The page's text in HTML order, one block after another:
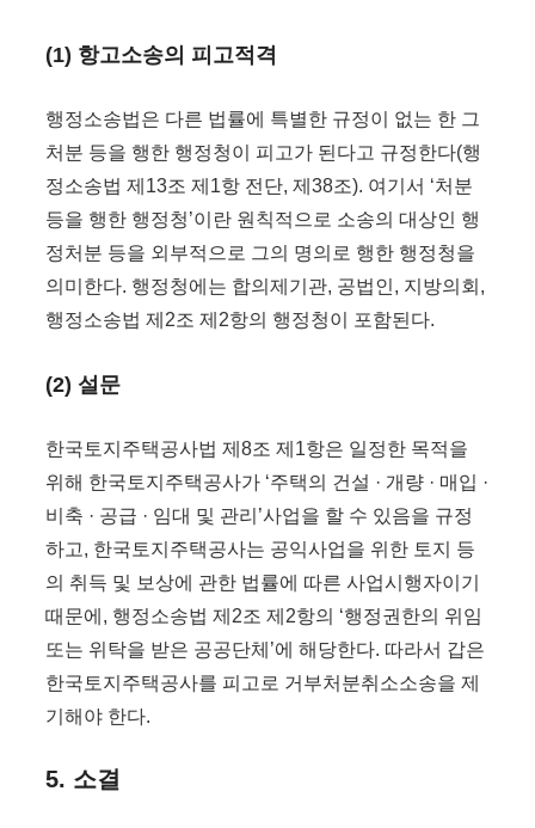
(1) 항고소송의 피고적격
행정소송법은 다른 법률에 특별한 규정이 없는 한 그
처분 등을 행한 행정청이 피고가 된다고 규정한다(행
정소송법 제13조 제1항 전단, 제38조). 여기서 ‘처분
등을 행한 행정청’이란 원칙적으로 소송의 대상인 행
정처분 등을 외부적으로 그의 명의로 행한 행정청을
의미한다. 행정청에는 합의제기관, 공법인, 지방의회,
행정소송법 제2조 제2항의 행정청이 포함된다.
(2) 설문
한국토지주택공사법 제8조 제1항은 일정한 목적을
위해 한국토지주택공사가 ‘주택의 건설 · 개량 · 매입 ·
비축 · 공급 · 임대 및 관리’사업을 할 수 있음을 규정
하고, 한국토지주택공사는 공익사업을 위한 토지 등
의 취득 및 보상에 관한 법률에 따른 사업시행자이기
때문에, 행정소송법 제2조 제2항의 ‘행정권한의 위임
또는 위탁을 받은 공공단체’에 해당한다. 따라서 갑은
한국토지주택공사를 피고로 거부처분취소소송을 제
기해야 한다.
5. 소결